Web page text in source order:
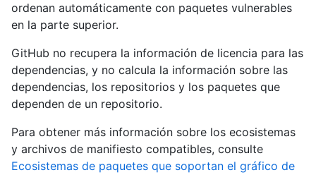
ordenan automáticamente con paquetes vulnerables
en la parte superior.
GitHub no recupera la información de licencia para las
dependencias, y no calcula la información sobre las
dependencias, los repositorios y los paquetes que
dependen de un repositorio.
Para obtener más información sobre los ecosistemas
y archivos de manifiesto compatibles, consulte
Ecosistemas de paquetes que soportan el gráfico de